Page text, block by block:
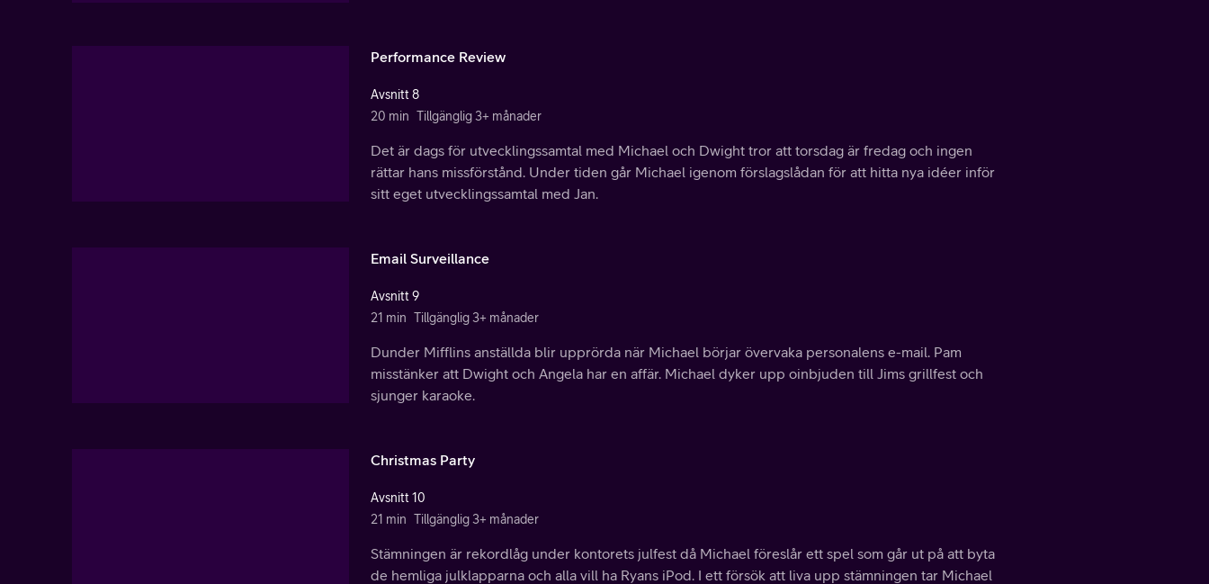
Performance Review
Avsnitt 8
20 min Tillgänglig 3+ månader
Det är dags för utvecklingssamtal med Michael och Dwight tror att torsdag är fredag och ingen
rättar hans missförstånd. Under tiden går Michael igenom förslagslådan för att hitta nya idéer inför
sitt eget utvecklingssamtal med Jan.
Email Surveillance
Avsnitt 9
21 min Tillgänglig 3+ månader
Dunder Mifflins anställda blir upprörda när Michael börjar övervaka personalens e-mail. Pam
misstänker att Dwight och Angela har en affär. Michael dyker upp oinbjuden till Jims grillfest och
sjunger karaoke.
Christmas Party
Avsnitt 10
21 min Tillgänglig 3+ månader
Stämningen är rekordlåg under kontorets julfest då Michael föreslår ett spel som går ut på att byta
de hemliga julklapparna och alla vill ha Ryans iPod. I ett försök att liva upp stämningen tar Michael